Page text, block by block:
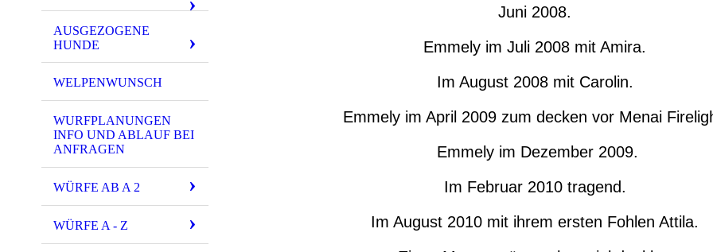
AUSGEZOGENE
HUNDE
WELPENWUNSCH
WURFPLANUNGEN
INFO UND ABLAUF BEI
ANFRAGEN
WÜRFE AB A 2
WÜRFE A - Z
Juni 2008.
Emmely im Juli 2008 mit Amira.
Im August 2008 mit Carolin.
Emmely im April 2009 zum decken vor Menai
Emmely im Dezember 2009.
Im Februar 2010 tragend.
Im August 2010 mit ihrem ersten Fohlen Attila.